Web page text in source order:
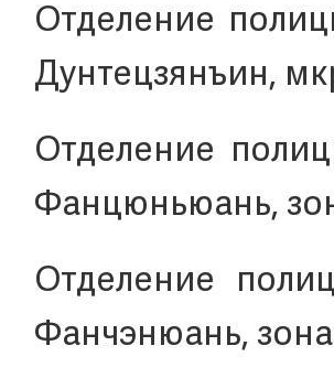
Отделение
Дунтецзянъин,
Отделение
Фанцюньюань,
Отделение
Фанчэнюань, зона